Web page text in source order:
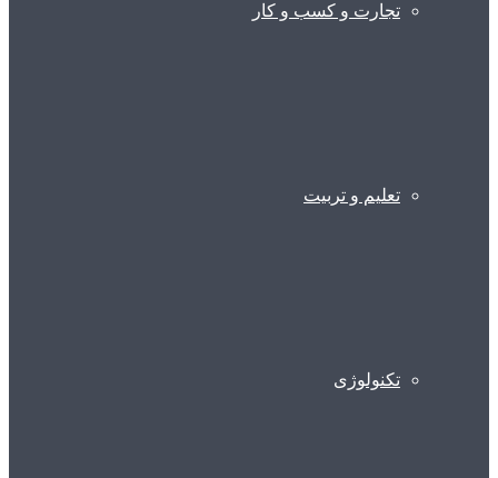
تجارت و کسب و کار
تعلیم و تربیت
تکنولوژی